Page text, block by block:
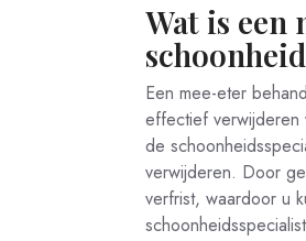
Wat is een
Een mee-eter
effectief verwijderen
de
verwijderen. Door
verfrist, waardoor u